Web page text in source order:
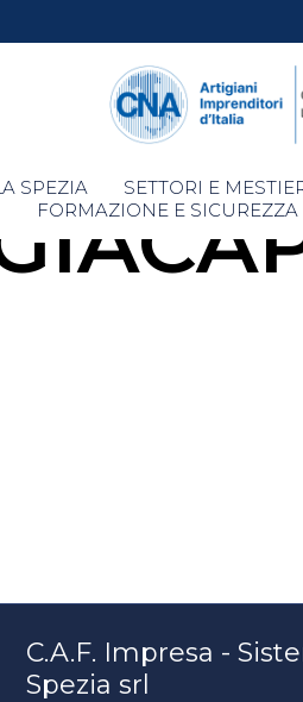
to
SPEZIA SETTORI E
FORMAZIONE E SICUREZZA
C.A.F. Impresa -
Spezia srl